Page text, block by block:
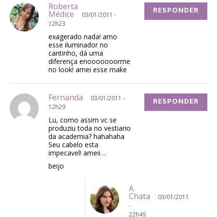
Roberta
Médice
03/01/2011 -
12h23
exagerado nada! amo
esse iluminador no
cantinho, dá uma
diferença enooooooorme
no look! amei esse make
RESPONDER
Fernanda
03/01/2011 -
12h29
Lu, como assim vc se
produziu toda no vestiario
da academia? hahahaha
Seu cabelo esta
impecavel! ameii…
beijo
RESPONDER
A
Chata
03/01/2011
-
22h49